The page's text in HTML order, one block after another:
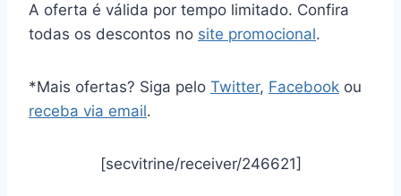
A oferta é válida por tempo limitado. Confira
todas os descontos no site promocional.
*Mais ofertas? Siga pelo Twitter, Facebook ou
receba via email.
[secvitrine/receiver/246621]